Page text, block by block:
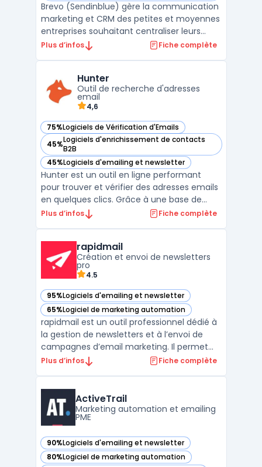
Brevo (Sendinblue) gère la communication
marketing et CRM des petites et moyennes
entreprises souhaitant centraliser leurs
actions sans multiplier les outils. La
à maîtriser leurs budgets, tout en
respectant les exigen ...
Plus d’infos Fiche complète
Hunter
Outil de recherche d'adresses
email
4,6
75%Logiciels de Vérification d'Emails
— voir Hunter dans cette catégorie
45%Logiciels d'enrichissement de contacts
B2B
— voir Hunter dans cette catégorie
45%Logiciels d'emailing et newsletter
— voir Hunter dans cette catégorie
Hunter est un outil en ligne performant
pour trouver et vérifier des adresses emails
en quelques clics. Grâce à une base de
données de plus de 200 millions d'adresses
listes de prospection pertinentes. Hunter
propose ...
Plus d’infos Fiche complète
rapidmail
Création et envoi de newsletters
pro
4.5
95%Logiciels d'emailing et newsletter
— voir rapidmail dans cette catégorie
65%Logiciel de marketing automation
— voir rapidmail dans cette catégorie
rapidmail est un outil professionnel dédié à
la gestion de newsletters et à l’envoi de
campagnes d’email marketing. Il permet
aux entreprises de toutes tailles de
sans compétence technique préalable. Le
service se dis ...
Plus d’infos Fiche complète
ActiveTrail
Marketing automation et emailing
PME
90%Logiciels d'emailing et newsletter
— voir ActiveTrail dans cette catégorie
80%Logiciel de marketing automation
— voir ActiveTrail dans cette catégorie